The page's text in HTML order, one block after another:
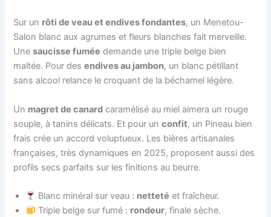
Sur un rôti de veau et endives fondantes, un Menetou-
Salon blanc aux agrumes et fleurs blanches fait merveille.
Unesaucisse fumée demande une triple belge bien
maltée. Pour desendives au jambon, un blanc pétillant
sans alcool relance le croquant de la béchamel légère.
Un magret de canard caramélisé au miel aimera un rouge
souple, à tanins délicats. Et pour unconfit, un Pineau bien
frais crée un accord voluptueux. Les bières artisanales
françaises, très dynamiques en 2025, proposent aussi des
profils secs parfaits sur les finitions au beurre.
Blanc minéral sur veau : netteté et fraîcheur.
Triple belge sur fumé : rondeur, finale sèche.